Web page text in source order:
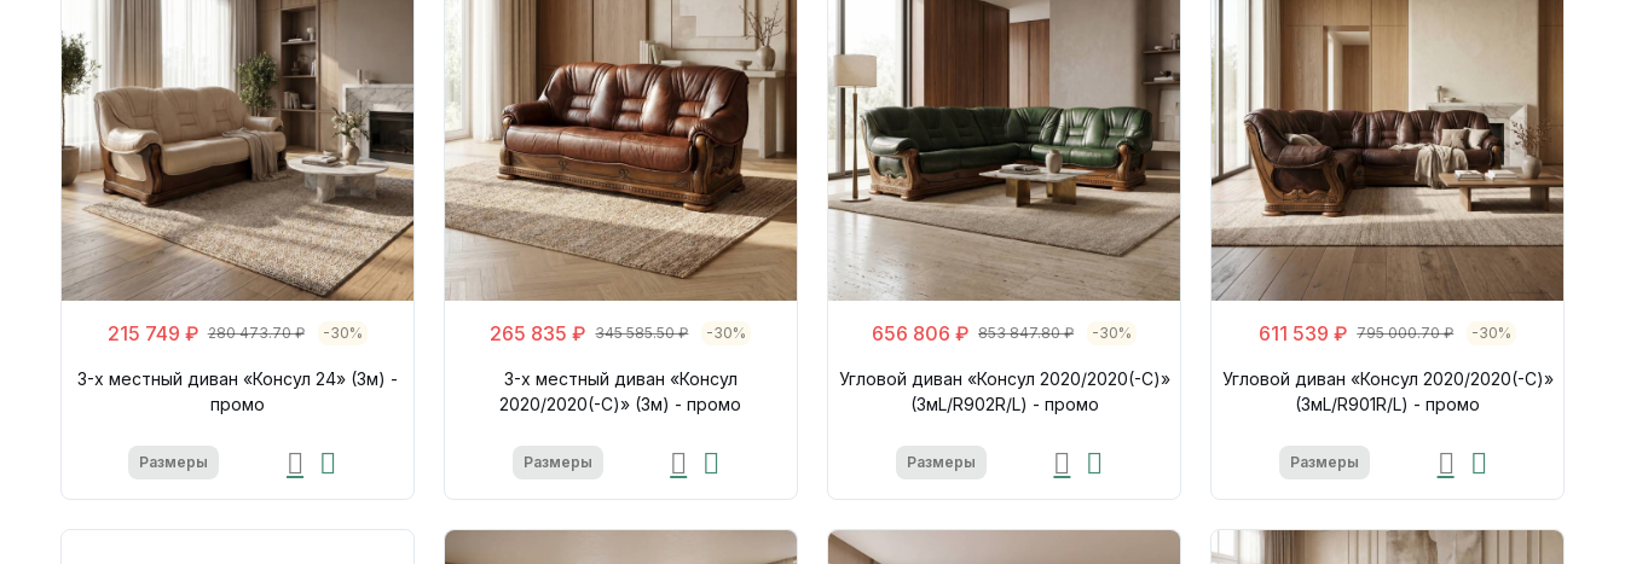
215 749 ₽ 280 473.70 ₽ -30%
3-х местный диван «Консул 24» (3м) -
промо
Размеры
265 835 ₽ 345 585.50 ₽ -30%
3-х местный диван «Консул
2020/2020(-С)» (3м) - промо
Размеры
656 806 ₽ 853 847.80 ₽ -30%
Угловой диван «Консул 2020/2020(-С)»
(3мL/R902R/L) - промо
Размеры
611 539 ₽ 795 000.70 ₽ -30%
Угловой диван «Консул 2020/2020(-С)»
(3мL/R901R/L) - промо
Размеры